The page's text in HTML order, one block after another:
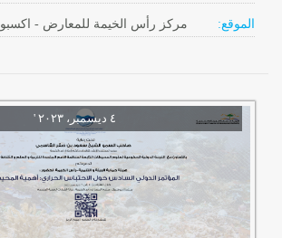
الموقع: مركز رأس الخيمة للمعارض - اكسبو